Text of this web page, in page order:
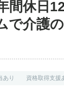
間休日
で介護
あり 資格取得支援